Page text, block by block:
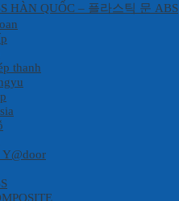
HÀN QUỐC – 플라스틱 문 ABS
thanh
Y@door